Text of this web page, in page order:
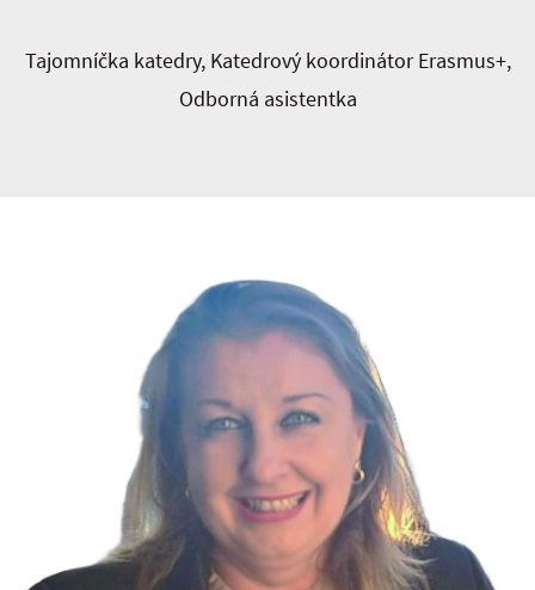
Tajomníčka katedry, Katedrový koordinátor Erasmus+,
Odborná asistentka